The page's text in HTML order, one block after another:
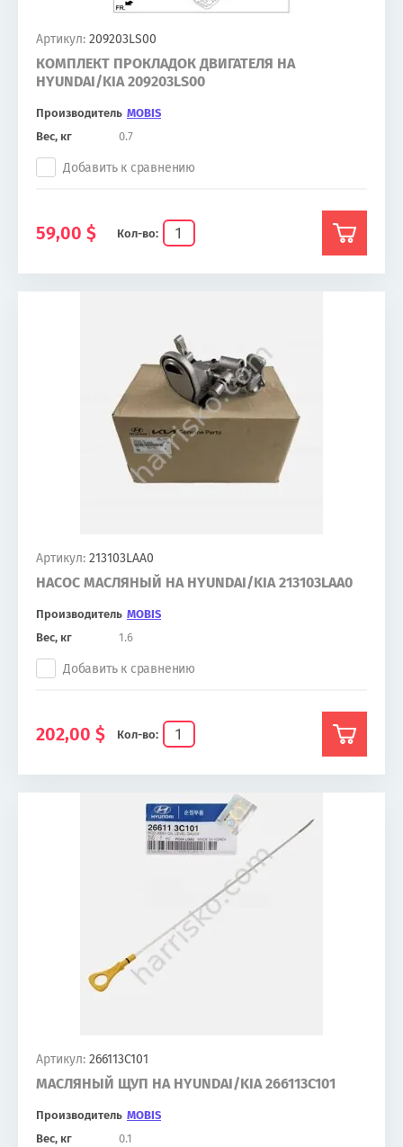
Артикул: 209203LS00
КОМПЛЕКТ ПРОКЛАДОК ДВИГАТЕЛЯ НА
HYUNDAI/KIA 209203LS00
Производитель MOBIS
Вес, кг
0.7
Кол-во:
Добавить к сравнению
59,00 $
Артикул: 213103LAA0
НАСОС МАСЛЯНЫЙ НА HYUNDAI/KIA 213103LAA0
Производитель MOBIS
Вес, кг
1.6
Кол-во:
Добавить к сравнению
202,00 $
Артикул: 266113C101
МАСЛЯНЫЙ ЩУП НА HYUNDAI/KIA 266113C101
Производитель MOBIS
Вес, кг
0.1